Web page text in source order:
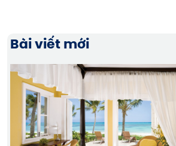
Bài viết mới